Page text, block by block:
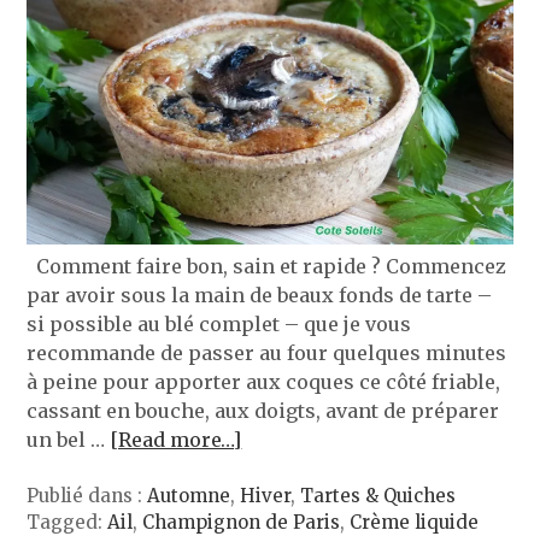
Comment faire bon, sain et rapide ? Commencez
par avoir sous la main de beaux fonds de tarte –
si possible au blé complet – que je vous
recommande de passer au four quelques minutes
à peine pour apporter aux coques ce côté friable,
cassant en bouche, aux doigts, avant de préparer
un bel … [Read more…]
Publié dans :Automne,Hiver, Tartes & Quiches
Tagged:Ail, Champignon de Paris, Crème liquide